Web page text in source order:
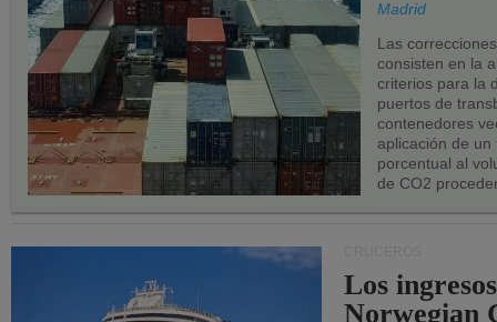
los
UE.
Madrid
Las
consisten en la
criterios para la
puertos de
contenedores
aplicación de
porcentual al
de CO2
Los
Norwegian